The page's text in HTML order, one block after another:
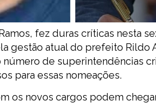
fez duras críticas nesta
gestão atual do prefeito Rildo
de superintendências
para essas nomeações.
os novos cargos podem